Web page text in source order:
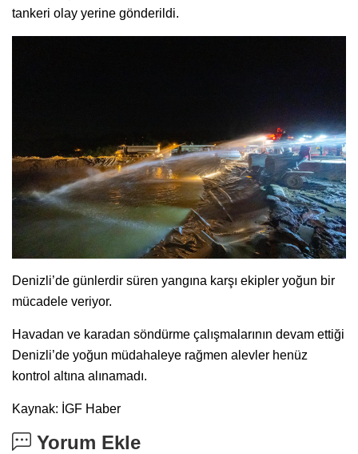
tankeri olay yerine gönderildi.
Denizli’de günlerdir süren yangına karşı ekipler yoğun bir
mücadele veriyor.
Havadan ve karadan söndürme çalışmalarının devam ettiği
Denizli’de yoğun müdahaleye rağmen alevler henüz
kontrol altına alınamadı.
Kaynak: İGF Haber
Yorum Ekle